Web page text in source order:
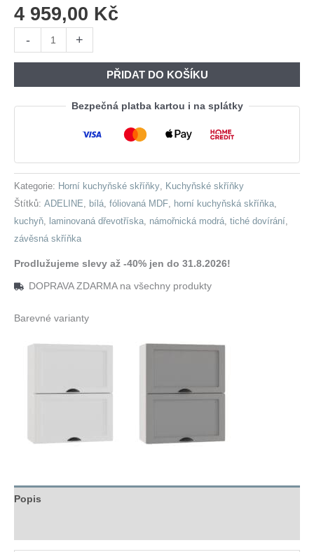
4 959,00 Kč
-
Závěsná
skříňka
W80
GRF/2
+
PŘIDAT DO KOŠÍKU
Bezpečná platba kartou i na splátky
Kategorie: Horní kuchyňské skříňky, Kuchyňské skříňky
Štítků: ADELINE, bílá, fóliovaná MDF, horní kuchyňská skříňka,
kuchyň, laminovaná dřevotříska, námořnická modrá, tiché dovírání,
závěsná skříňka
Prodlužujeme slevy až -40% jen do 31.8.2026!
DOPRAVA ZDARMA na všechny produkty
Barevné varianty
Popis